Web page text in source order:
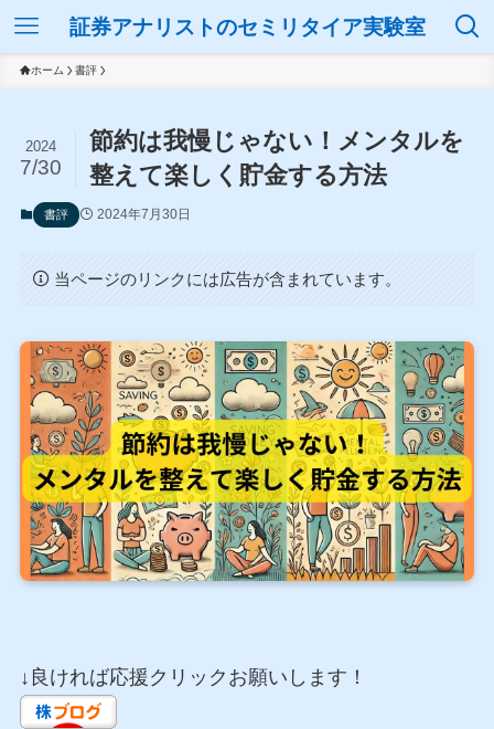
証券アナリストのセミリタイア実験室
ホーム 書評
節約は我慢じゃない！メンタルを
整えて楽しく貯金する方法
2024
7/30
書評 2024年7月30日
当ページのリンクには広告が含まれています。
↓良ければ応援クリックお願いします！